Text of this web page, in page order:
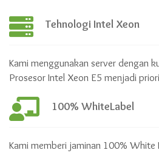
Tehnologi Intel Xeon
Kami menggunakan server dengan
Prosesor Intel Xeon E5 menjadi
100% WhiteLabel
Kami memberi jaminan 100% White